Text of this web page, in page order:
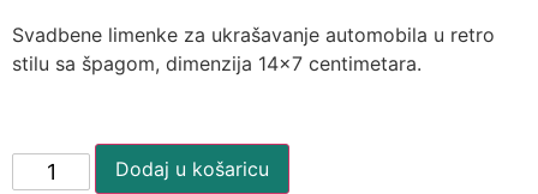
Svadbene limenke za ukrašavanje automobila u retro
stilu sa špagom, dimenzija 14×7 centimetara.
Dodaj u košaricu